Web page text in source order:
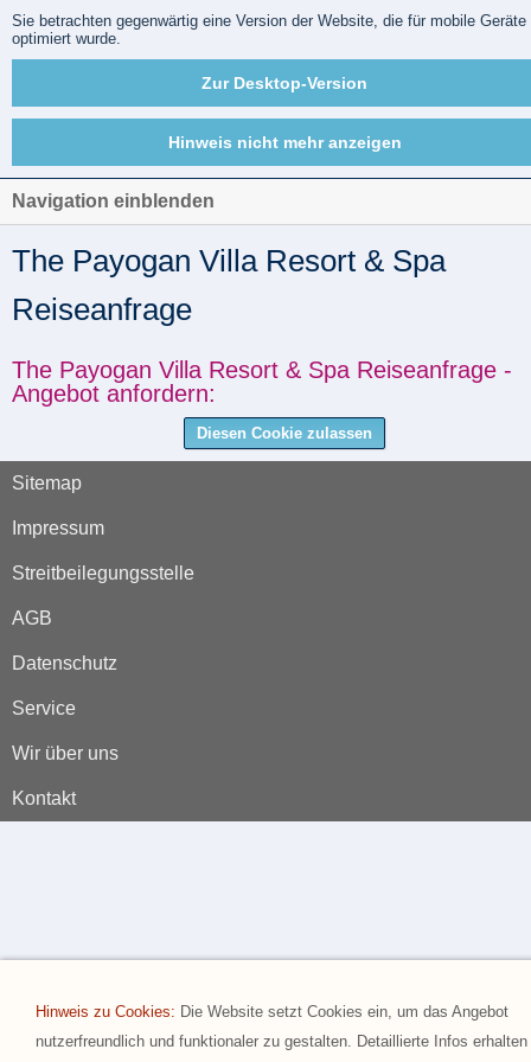
Sie betrachten gegenwärtig eine Version der Website, die für mobile Geräte
optimiert wurde.
Zur Desktop-Version
Hinweis nicht mehr anzeigen
Navigation einblenden
The Payogan Villa Resort & Spa
Reiseanfrage
The Payogan Villa Resort & Spa Reiseanfrage -
Angebot anfordern:
Diesen Cookie zulassen
Sitemap
Impressum
Streitbeilegungsstelle
AGB
Datenschutz
Service
Wir über uns
Kontakt
Hinweis zu Cookies: Die Website setzt Cookies ein, um das Angebot
nutzerfreundlich und funktionaler zu gestalten. Detaillierte Infos erhalten